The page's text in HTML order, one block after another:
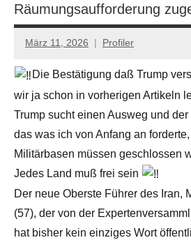
Räumungsaufforderung
März 11, 2026 Profiler
Keine
Kommentare
Die Bestätigung daß Trump
wir ja schon in vorherigen Artikeln
Trump sucht einen Ausweg und
das was ich von Anfang an
Militärbasen müssen geschlossen
Jedes Land muß frei sein
Der neue Oberste Führer des Iran,
(57), der von der
hat bisher kein einziges Wort